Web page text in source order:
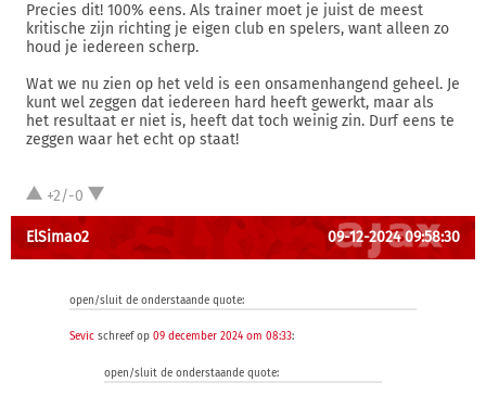
Precies dit! 100% eens. Als trainer moet je juist de meest
kritische zijn richting je eigen club en spelers, want alleen zo
houd je iedereen scherp.
Wat we nu zien op het veld is een onsamenhangend geheel. Je
kunt wel zeggen dat iedereen hard heeft gewerkt, maar als
het resultaat er niet is, heeft dat toch weinig zin. Durf eens te
zeggen waar het echt op staat!
+2/-0
ElSimao2 09-12-2024 09:58:30
open/sluit de onderstaande quote:
Sevic schreef op 09 december 2024 om 08:33:
open/sluit de onderstaande quote: